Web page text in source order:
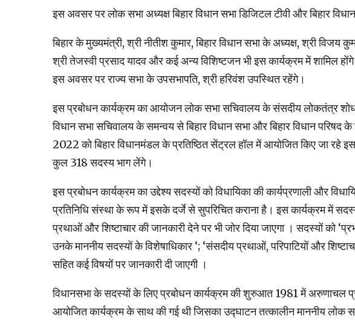
इस अवसर पर लोक सभा अध्यक्ष बिहार विधान सभा डिजिटल टीवी और बिहार
बिहार के मुख्यमंत्री, श्री नीतीश कुमार, बिहार विधान सभा के अध्यक्ष, श्री विजय
श्री तेजस्वी प्रसाद यादव और कई अन्य विशिष्टजन भी इस कार्यक्रम में शामिल
इस अवसर पर राज्य सभा के उपसभापति, श्री हरिवंश उपस्थित रहेंगे।
इस प्रबोधन कार्यक्रम का आयोजन लोक सभा सचिवालय के संसदीय लोकतंत्र शोध
विधान सभा सचिवालय के समन्वय से बिहार विधान सभा और बिहार विधान परिषद
2022 को बिहार विधानमंडल के प्रतिष्ठित सेंट्रल हॉल में आयोजित किए जा रहे
कुल 318 सदस्य भाग लेंगे।
इस प्रबोधन कार्यक्रम का उद्देश्य सदस्यों को विधायिका की कार्यप्रणाली और
प्रतिनिधि संस्था के रूप में इसके दर्जे से सुपरिचित कराना है। इस कार्यक्रम में
प्रथाओं और शिष्टाचार की जानकारी देने पर भी जोर दिया जाएगा । सदस्यों को
उनके माननीय सदस्यों के विशेषाधिकार ‘; ‘संसदीय प्रथाओं, परिपाटियों और
सहित कई विषयों पर जानकारी दी जाएगी ।
विधानसभा के सदस्यों के लिए प्रबोधन कार्यक्रम की शुरुआत 1981 में अरुणाचल
आयोजित कार्यक्रम के साथ की गई थी जिसका उद्घाटन तत्कालीन माननीय लोक